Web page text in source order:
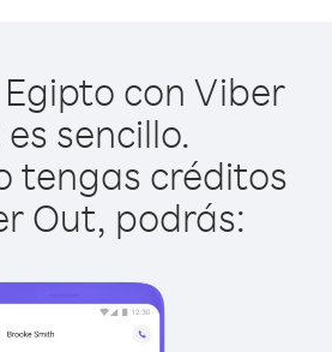
con Viber
sencillo.
tengas créditos
Out, podrás: